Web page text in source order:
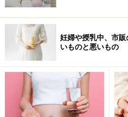
になる症状が出始めたとき、す
療を開始できる事が重要です。
以上をふまえ、実際に購入してみ
妊婦や授乳中、市
いものと悪いもの